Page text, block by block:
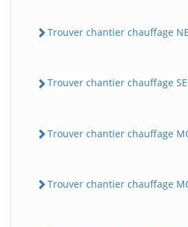
Trouver chantier chauffage
Trouver chantier chauffage
Trouver chantier chauffage
Trouver chantier chauffage